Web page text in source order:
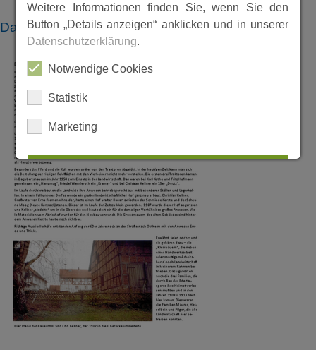
Dateien
Weitere Informationen finden Sie, wenn Sie den
Button „Details anzeigen“ anklicken und in unserer
Datenschutzerklärung.
Notwendige Cookies
Statistik
Marketing
ALLES AUSWÄHLEN
ABLEHNEN
SPEICHERN
Details anzeigen
Impressum|Datenschutz